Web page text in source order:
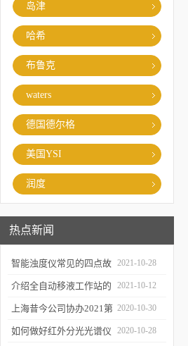
岛津
哈希
布鲁克
waters
德国德尔格
美国YSI
润度
热点新闻
智能浊度仪常见的四点故
障
2021-10-28
介绍全自动移液工作站的
三种移液方式
2021-10-12
上海昔今公司协办2021第
二届上海沪助科研圈发展
2020-10-30
如何做好红外分光光谱仪 2020-10-28